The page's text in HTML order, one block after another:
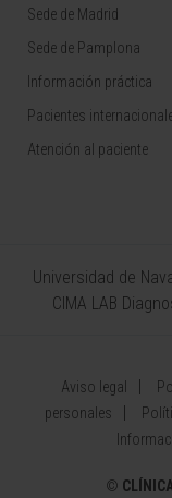
Sede de Madrid
Sede de Pamplona
Información práctica
Pacientes
Atención al paciente
Universidad de
CIMA LAB
Aviso legal
personales
©